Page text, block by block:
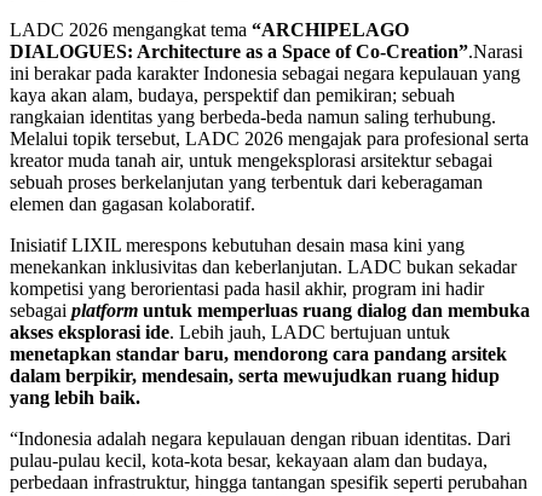
LADC 2026 mengangkat tema “ARCHIPELAGO
DIALOGUES: Architecture as a Space of Co-Creation”.Narasi
ini berakar pada karakter Indonesia sebagai negara kepulauan yang
kaya akan alam, budaya, perspektif dan pemikiran; sebuah
rangkaian identitas yang berbeda-beda namun saling terhubung.
Melalui topik tersebut, LADC 2026 mengajak para profesional serta
kreator muda tanah air, untuk mengeksplorasi arsitektur sebagai
sebuah proses berkelanjutan yang terbentuk dari keberagaman
elemen dan gagasan kolaboratif.
Inisiatif LIXIL merespons kebutuhan desain masa kini yang
menekankan inklusivitas dan keberlanjutan. LADC bukan sekadar
kompetisi yang berorientasi pada hasil akhir, program ini hadir
sebagai platform untuk memperluas ruang dialog dan membuka
akses eksplorasi ide. Lebih jauh, LADC bertujuan untuk
menetapkan standar baru, mendorong cara pandang arsitek
dalam berpikir, mendesain, serta mewujudkan ruang hidup
yang lebih baik.
“Indonesia adalah negara kepulauan dengan ribuan identitas. Dari
pulau-pulau kecil, kota-kota besar, kekayaan alam dan budaya,
perbedaan infrastruktur, hingga tantangan spesifik seperti perubahan